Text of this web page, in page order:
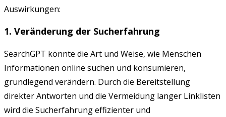
Auswirkungen:
1. Veränderung der Sucherfahrung
SearchGPT könnte die Art und Weise, wie Menschen
Informationen online suchen und konsumieren,
grundlegend verändern. Durch die Bereitstellung
direkter Antworten und die Vermeidung langer Linklisten
wird die Sucherfahrung effizienter und